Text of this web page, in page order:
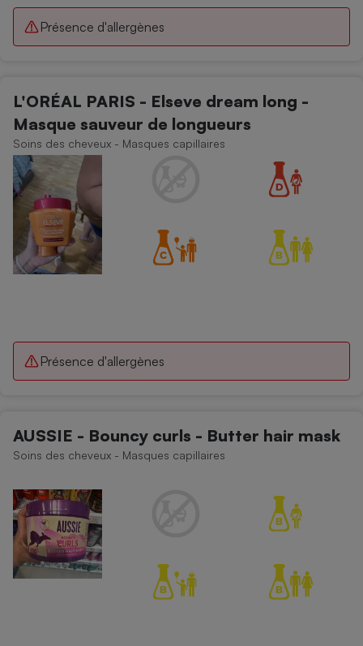
Présence d'allergènes
L'ORÉAL PARIS - Elseve dream long -
Masque sauveur de longueurs
Soins des cheveux - Masques capillaires
Présence d'allergènes
AUSSIE - Bouncy curls - Butter hair mask
Soins des cheveux - Masques capillaires